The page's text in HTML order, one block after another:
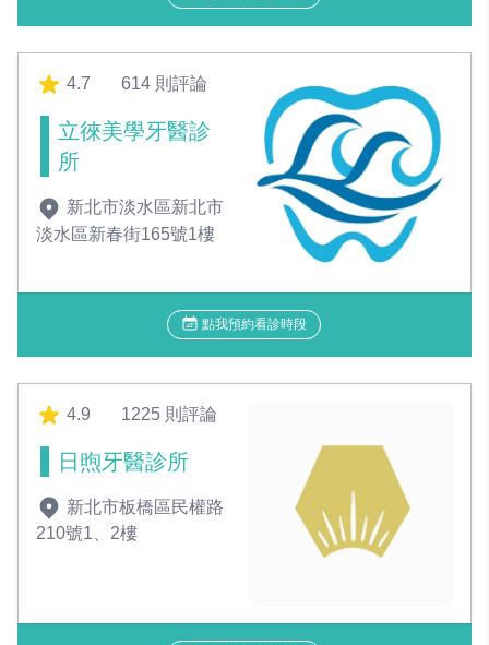
4.7 614 則評論
立徠美學牙醫診
所
新北市淡水區新北市
淡水區新春街165號1樓
點我預約看診時段
4.9 1225 則評論
日煦牙醫診所
新北市板橋區民權路
210號1、2樓